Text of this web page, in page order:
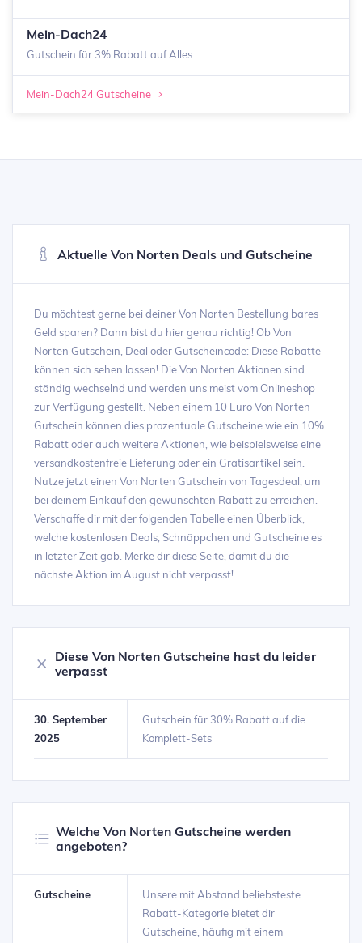
Mein-Dach24
Gutschein für 3% Rabatt auf Alles
Mein-Dach24 Gutscheine
Aktuelle Von Norten Deals und Gutscheine
Du möchtest gerne bei deiner Von Norten Bestellung bares
Geld sparen? Dann bist du hier genau richtig! Ob Von
Norten Gutschein, Deal oder Gutscheincode: Diese Rabatte
können sich sehen lassen! Die Von Norten Aktionen sind
ständig wechselnd und werden uns meist vom Onlineshop
zur Verfügung gestellt. Neben einem 10 Euro Von Norten
Gutschein können dies prozentuale Gutscheine wie ein 10%
Rabatt oder auch weitere Aktionen, wie beispielsweise eine
versandkostenfreie Lieferung oder ein Gratisartikel sein.
Nutze jetzt einen Von Norten Gutschein von Tagesdeal, um
bei deinem Einkauf den gewünschten Rabatt zu erreichen.
Verschaffe dir mit der folgenden Tabelle einen Überblick,
welche kostenlosen Deals, Schnäppchen und Gutscheine es
in letzter Zeit gab. Merke dir diese Seite, damit du die
nächste Aktion im August nicht verpasst!
Diese Von Norten Gutscheine hast du leider
verpasst
30. September
2025
Gutschein für 30% Rabatt auf die
Komplett-Sets
Welche Von Norten Gutscheine werden
angeboten?
Gutscheine
Unsere mit Abstand beliebsteste
Rabatt-Kategorie bietet dir
Gutscheine, häufig mit einem